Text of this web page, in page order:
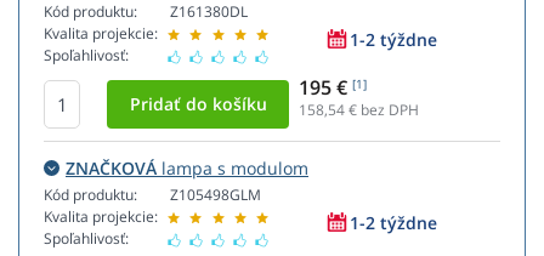
Kód produktu:
Kvalita projekcie:
Spoľahlivosť:
Z161380DL
1-2 týždne
195 € [1]
158,54€ bez DPH
ZNAČKOVÁ lampa s modulom
Kód produktu:
Kvalita projekcie:
Spoľahlivosť:
Z105498GLM
1-2 týždne